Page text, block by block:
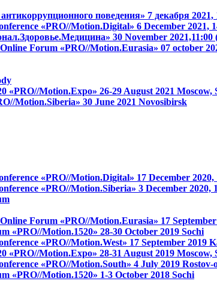
поведения» 7 декабря
«PRO//Motion.Digital» 6 December 2021,
30 November
Forum «PRO//Motion.Eurasia» 07 october
«PRO//Motion.Expo» 26-29 August 2021 Moscow,
Motion.Siberia» 30 June 2021 Novosibirsk
«PRO//Motion.Digital» 17 December
«PRO//Motion.Siberia» 3 December 2020,
Forum «PRO//Motion.Eurasia» 17
«PRO//Motion.1520» 28-30 October 2019 Sochi
«PRO//Motion.West» 17 September 2019
«PRO//Motion.Expo» 28-31 August 2019 Moscow,
«PRO//Motion.South» 4 July 2019 Rostov-
«PRO//Motion.1520» 1-3 October 2018 Sochi